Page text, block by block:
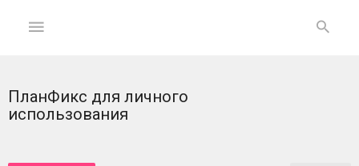
ГЛАВНАЯ
ПланФикс для личного
использования